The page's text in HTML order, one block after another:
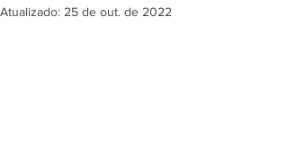
Atualizado: 25 de out. de 2022